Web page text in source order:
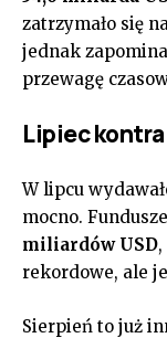
zatrzymało się
jednak
przewagę
Lipiec
W lipcu
mocno.
miliardów USD
rekordowe, ale
Sierpień to już